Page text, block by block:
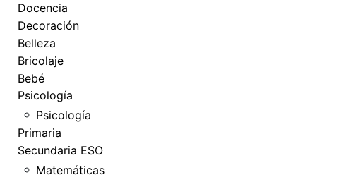
Docencia
Decoración
Belleza
Bricolaje
Bebé
Psicología
Psicología
Primaria
Secundaria ESO
Matemáticas